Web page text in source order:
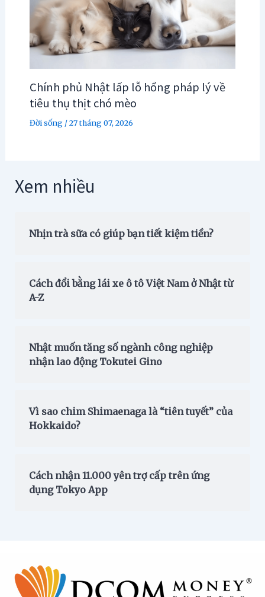
Chính phủ Nhật lấp lỗ hổng pháp lý về
tiêu thụ thịt chó mèo
Đời sống/27 tháng 07, 2026
Xem nhiều
Nhịn trà sữa có giúp bạn tiết kiệm tiền?
Cách đổi bằng lái xe ô tô Việt Nam ở Nhật từ
A-Z
Nhật muốn tăng số ngành công nghiệp
nhận lao động Tokutei Gino
Vì sao chim Shimaenaga là “tiên tuyết” của
Hokkaido?
Cách nhận 11.000 yên trợ cấp trên ứng
dụng Tokyo App